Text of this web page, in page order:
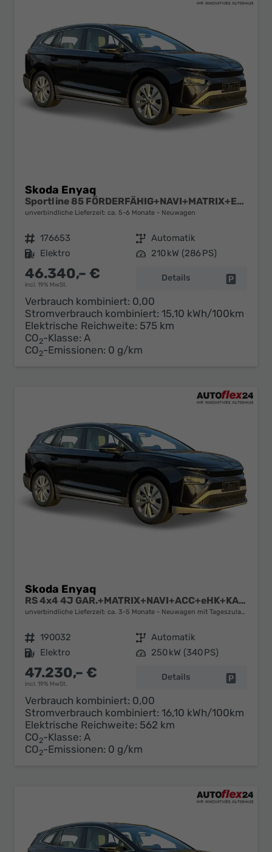
Skoda Enyaq
Sportline 85 FÖRDERFÄHIG+NAVI+MATRIX+EL. HECKKL.+ACC+KAMERA+20" ALU
unverbindliche Lieferzeit: ca. 5-6 Monate Neuwagen
Fahrzeugnr. 176653 Getriebe Automatik
Kraftstoff Elektro Leistung 210 kW (286 PS)
46.340,– €
incl. 19% MwSt.
Details
Verbrauch kombiniert: 0,00
Stromverbrauch kombiniert: 15,10 kWh/100km
Elektrische Reichweite: 575 km
CO2-Klasse: A
CO2-Emissionen: 0 g/km
Skoda Enyaq
RS 4x4 4J GAR.+MATRIX+NAVI+ACC+eHK+KAMERA+SHZ+20" ALU+KESSY+KLIMA
unverbindliche Lieferzeit: ca. 3-5 Monate Neuwagen mit Tageszulassung
Fahrzeugnr. 190032 Getriebe Automatik
Kraftstoff Elektro Leistung 250 kW (340 PS)
47.230,– €
incl. 19% MwSt.
Details
Verbrauch kombiniert: 0,00
Stromverbrauch kombiniert: 16,10 kWh/100km
Elektrische Reichweite: 562 km
CO2-Klasse: A
CO2-Emissionen: 0 g/km